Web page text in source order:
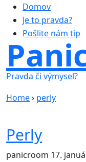
Domov
Je to pravda?
Pošlite nám tip
Pravda či výmysel?
Home› perly
Perly
panicroom 17.